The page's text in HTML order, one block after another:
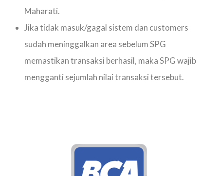
Maharati.
Jika tidak masuk/gagal sistem dan customers
sudah meninggalkan area sebelum SPG
memastikan transaksi berhasil, maka SPG wajib
mengganti sejumlah nilai transaksi tersebut.